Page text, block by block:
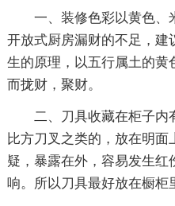
一、装修色彩以黄色、
开放式厨房漏财的不足，建
生的原理，以五行属土的黄
而拢财，聚财。
二、刀具收藏在柜子内
比方刀叉之类的，放在明
疑，暴露在外，容易发生红
响。所以刀具最好放在橱柜